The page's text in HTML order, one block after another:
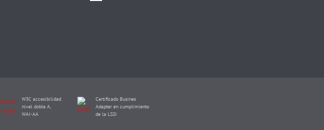
W3C accesibilidad
nivel doble A,
WAI-AA
Certificado Busines
Adapter en cumplimiento
de la LSSI